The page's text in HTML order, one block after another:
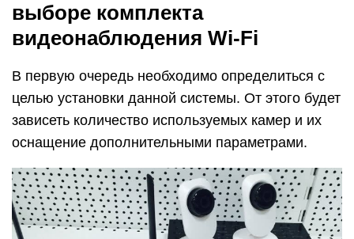
выборе комплекта
видеонаблюдения Wi-Fi
В первую очередь необходимо определиться с
целью установки данной системы. От этого будет
зависеть количество используемых камер и их
оснащение дополнительными параметрами.